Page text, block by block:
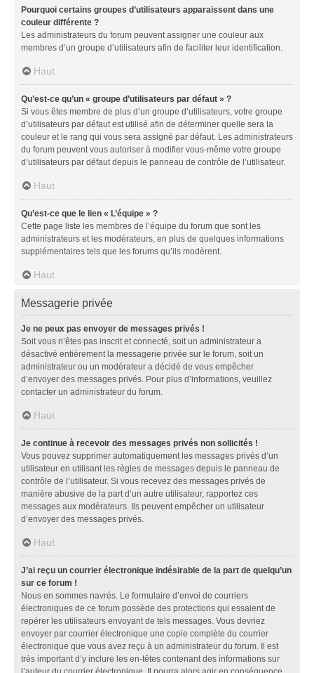
Pourquoi certains groupes d’utilisateurs apparaissent dans une
couleur différente ?
Les administrateurs du forum peuvent assigner une couleur aux
membres d’un groupe d’utilisateurs afin de faciliter leur identification.
Haut
Qu’est-ce qu’un « groupe d’utilisateurs par défaut » ?
Si vous êtes membre de plus d’un groupe d’utilisateurs, votre groupe
d’utilisateurs par défaut est utilisé afin de déterminer quelle sera la
couleur et le rang qui vous sera assigné par défaut. Les administrateurs
du forum peuvent vous autoriser à modifier vous-même votre groupe
d’utilisateurs par défaut depuis le panneau de contrôle de l’utilisateur.
Haut
Qu’est-ce que le lien « L’équipe » ?
Cette page liste les membres de l’équipe du forum que sont les
administrateurs et les modérateurs, en plus de quelques informations
supplémentaires tels que les forums qu’ils modèrent.
Haut
Messagerie privée
Je ne peux pas envoyer de messages privés !
Soit vous n’êtes pas inscrit et connecté, soit un administrateur a
désactivé entièrement la messagerie privée sur le forum, soit un
administrateur ou un modérateur a décidé de vous empêcher
d’envoyer des messages privés. Pour plus d’informations, veuillez
contacter un administrateur du forum.
Haut
Je continue à recevoir des messages privés non sollicités !
Vous pouvez supprimer automatiquement les messages privés d’un
utilisateur en utilisant les règles de messages depuis le panneau de
contrôle de l’utilisateur. Si vous recevez des messages privés de
manière abusive de la part d’un autre utilisateur, rapportez ces
messages aux modérateurs. Ils peuvent empêcher un utilisateur
d’envoyer des messages privés.
Haut
J’ai reçu un courrier électronique indésirable de la part de quelqu’un
sur ce forum !
Nous en sommes navrés. Le formulaire d’envoi de courriers
électroniques de ce forum possède des protections qui essaient de
repérer les utilisateurs envoyant de tels messages. Vous devriez
envoyer par courrier électronique une copie complète du courrier
électronique que vous avez reçu à un administrateur du forum. Il est
très important d’y inclure les en-têtes contenant des informations sur